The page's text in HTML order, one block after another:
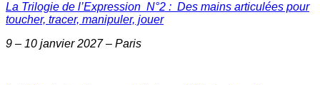
La Trilogie de l’Expression N°2 : Des mains articulées pour
toucher, tracer, manipuler, jouer
9 – 10 janvier 2027 – Paris